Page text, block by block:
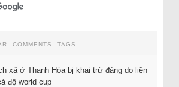
COMMENTS TAGS
xã ở Thanh Hóa bị khai trừ đảng do liên
độ world cup